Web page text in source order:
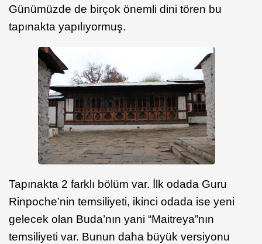
Günümüzde de birçok önemli dini tören bu
tapınakta yapılıyormuş.
Tapınakta 2 farklı bölüm var. İlk odada Guru
Rinpoche’nin temsiliyeti, ikinci odada ise yeni
gelecek olan Buda’nın yani “Maitreya”nın
temsiliyeti var. Bunun daha büyük versiyonu